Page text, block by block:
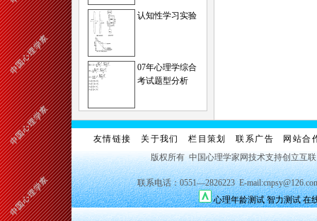
认知性学习实验
07年心理学综合
考试题型分析
友情链接 关于我们 栏目策划 联系广告
网站合
版权所有 中国心理学家网技术支持创立互
联系电话：0551—2826223 E-
心理年龄测试 智力测试 在